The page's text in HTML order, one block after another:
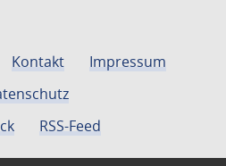
Kontakt
Impressum
RSS-Feed